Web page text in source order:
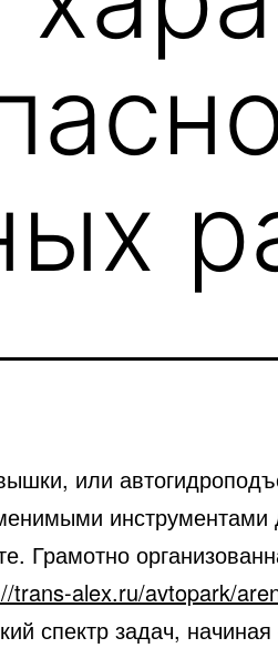
или
Грамотно
trans-alex.ru/avtopark/
спектр задач,